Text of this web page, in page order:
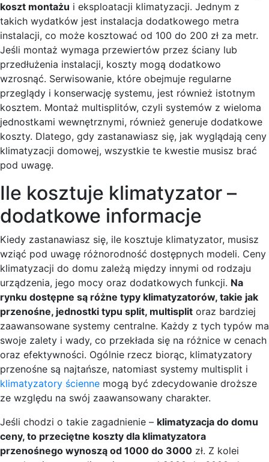
koszt montażu i eksploatacji klimatyzacji. Jednym z
takich wydatków jest instalacja dodatkowego metra
instalacji, co może kosztować od 100 do 200 zł za metr.
Jeśli montaż wymaga przewiertów przez ściany lub
przedłużenia instalacji, koszty mogą dodatkowo
wzrosnąć. Serwisowanie, które obejmuje regularne
przeglądy i konserwację systemu, jest również istotnym
kosztem. Montaż multisplitów, czyli systemów z wieloma
jednostkami wewnętrznymi, również generuje dodatkowe
koszty. Dlatego, gdy zastanawiasz się, jak wyglądają ceny
klimatyzacji domowej, wszystkie te kwestie musisz brać
pod uwagę.
Ile kosztuje klimatyzator –
dodatkowe informacje
Kiedy zastanawiasz się, ile kosztuje klimatyzator, musisz
wziąć pod uwagę różnorodność dostępnych modeli. Ceny
klimatyzacji do domu zależą między innymi od rodzaju
urządzenia, jego mocy oraz dodatkowych funkcji. Na
rynku dostępne są różne typy klimatyzatorów, takie jak
przenośne, jednostki typu split, multisplit oraz bardziej
zaawansowane systemy centralne. Każdy z tych typów ma
swoje zalety i wady, co przekłada się na różnice w cenach
oraz efektywności. Ogólnie rzecz biorąc, klimatyzatory
przenośne są najtańsze, natomiast systemy multisplit i
klimatyzatory ścienne mogą być zdecydowanie droższe
ze względu na swój zaawansowany charakter.
Jeśli chodzi o takie zagadnienie – klimatyzacja do domu
ceny, to przeciętne koszty dla klimatyzatora
przenośnego wynoszą od 1000 do 3000 zł. Z kolei